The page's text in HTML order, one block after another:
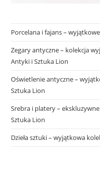
Porcelana i fajans –
Zegary antyczne – kolekcja
Antyki i Sztuka Lion
Oświetlenie antyczne –
Sztuka Lion
Srebra i platery –
Sztuka Lion
Dzieła sztuki – wyjątkowa